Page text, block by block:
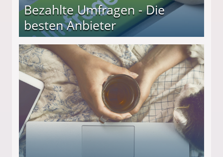
Bezahlte Umfragen - Die
besten Anbieter